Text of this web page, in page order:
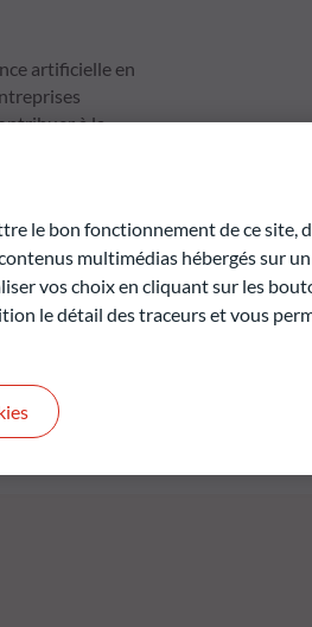
artificielle en
à la
bas carbone.
réduit cet
de gestion. Le
2019 sur
dans
le bon fonctionnement de ce site,
multimédias hébergés sur
vos choix en cliquant sur les
le détail des traceurs et vous